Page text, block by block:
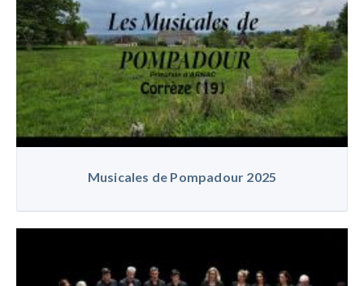
Musicales de Pompadour 2025